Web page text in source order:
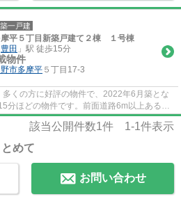
一戸建
摩平５丁目新築戸建て２棟 １号棟
豊田 」駅 徒歩15分
物件
野市多摩平 ５丁目17-3
くの方に好評の物件で、2022年6月築とな
分ほどの物件です。前面道路6m以上ある物
安を、豊富なスタッ...
該当公開件数1件 1-1件表示
めて
お問い合わせ